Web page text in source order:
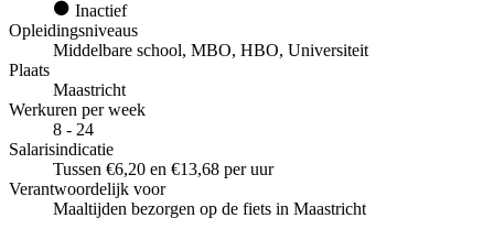
Inactief
Opleidingsniveaus
Middelbare school, MBO, HBO, Universiteit
Plaats
Maastricht
Werkuren per week
8 - 24
Salarisindicatie
Tussen €6,20 en €13,68 per uur
Verantwoordelijk voor
Maaltijden bezorgen op de fiets in Maastricht